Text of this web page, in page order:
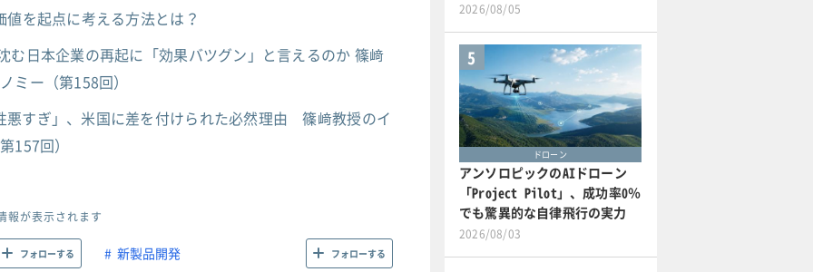
を起点に考える方法とは？
む日本企業の再起に「効果バツグン」と言えるのか 篠﨑
ミー（第158回）
悪すぎ」、米国に差を付けられた必然理由 篠﨑教授のイ
157回）
報が表示されます
フォローする 新製品開発 フォローする
2026/08/05
5
ドローン
アンソロピックのAIドローン
「Project Pilot」、成功率0％
でも驚異的な自律飛行の実力
2026/08/03